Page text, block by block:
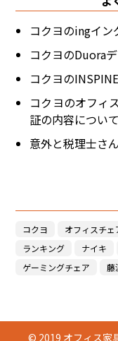
コクヨのingイン
コクヨのDuora
コクヨの
コクヨのオフィ
証の内容につい
意外と税理士さ
コクヨ オフィスチェ
ランキング
ナイキ
ゲーミングチェア
藤
© 2019 オフィス家